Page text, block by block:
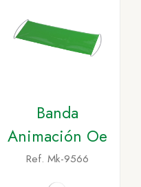
Banda
Animación Oe
Ref. Mk-9566